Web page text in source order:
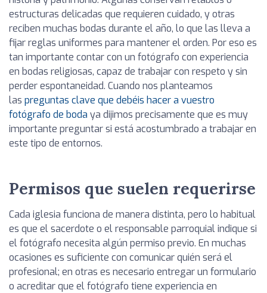
estructuras delicadas que requieren cuidado, y otras
reciben muchas bodas durante el año, lo que las lleva a
fijar reglas uniformes para mantener el orden. Por eso es
tan importante contar con un fotógrafo con experiencia
en bodas religiosas, capaz de trabajar con respeto y sin
perder espontaneidad. Cuando nos planteamos
las preguntas clave que debéis hacer a vuestro
fotógrafo de boda ya dijimos precisamente que es muy
importante preguntar si está acostumbrado a trabajar en
este tipo de entornos.
Permisos que suelen requerirse
Cada iglesia funciona de manera distinta, pero lo habitual
es que el sacerdote o el responsable parroquial indique si
el fotógrafo necesita algún permiso previo. En muchas
ocasiones es suficiente con comunicar quién será el
profesional; en otras es necesario entregar un formulario
o acreditar que el fotógrafo tiene experiencia en